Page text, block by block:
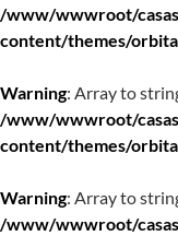
/www/wwwroot/
content/themes/
Warning: Array to
/www/wwwroot/
content/themes/
Warning: Array to
/www/wwwroot/